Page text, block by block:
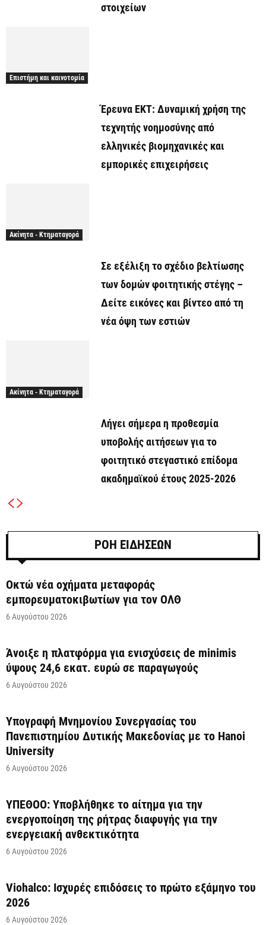
στοιχείων
Επιστήμη και καινοτομία
Έρευνα ΕΚΤ: Δυναμική χρήση της
τεχνητής νοημοσύνης από
ελληνικές βιομηχανικές και
εμπορικές επιχειρήσεις
Ακίνητα - Κτηματαγορά
Σε εξέλιξη το σχέδιο βελτίωσης
των δομών φοιτητικής στέγης –
Δείτε εικόνες και βίντεο από τη
νέα όψη των εστιών
Ακίνητα - Κτηματαγορά
Λήγει σήμερα η προθεσμία
υποβολής αιτήσεων για το
φοιτητικό στεγαστικό επίδομα
ακαδημαϊκού έτους 2025-2026
ΡΟΗ ΕΙΔΗΣΕΩΝ
Οκτώ νέα οχήματα μεταφοράς
εμπορευματοκιβωτίων για τον ΟΛΘ
6 Αυγούστου 2026
Άνοιξε η πλατφόρμα για ενισχύσεις de minimis
ύψους 24,6 εκατ. ευρώ σε παραγωγούς
6 Αυγούστου 2026
Υπογραφή Μνημονίου Συνεργασίας του
Πανεπιστημίου Δυτικής Μακεδονίας με το Hanoi
University
6 Αυγούστου 2026
ΥΠΕΘΟΟ: Υποβλήθηκε το αίτημα για την
ενεργοποίηση της ρήτρας διαφυγής για την
ενεργειακή ανθεκτικότητα
6 Αυγούστου 2026
Viohalco: Ισχυρές επιδόσεις το πρώτο εξάμηνο του
2026
6 Αυγούστου 2026